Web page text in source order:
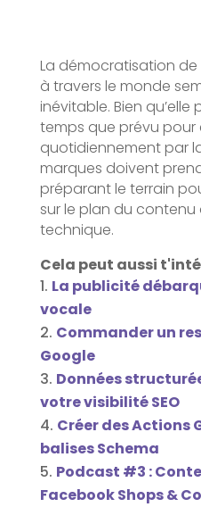
La démocratisation
à travers le monde
inévitable. Bien
temps que prévu
quotidiennement par
marques doivent
préparant le terrain
sur le plan du contenu
technique.
Cela peut aussi
La publicité
vocale
Commander un
Google
Données
votre visibilité SEO
Créer des Actions
balises Schema
Podcast #3 :
Facebook Shops &